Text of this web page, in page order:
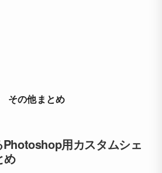
その他まとめ
用カスタムシェ
め